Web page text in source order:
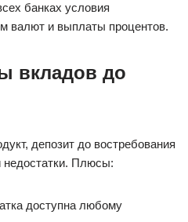
банках условия
валют и выплаты процентов.
вкладов до
депозит до востребования
недостатки. Плюсы:
доступна любому